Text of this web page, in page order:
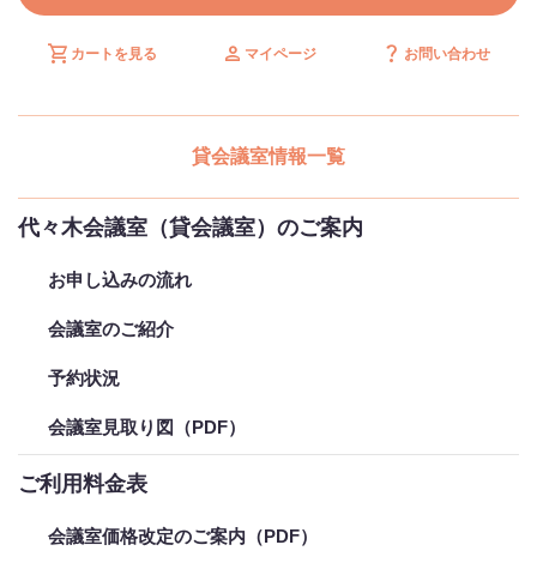
shopping_cart カートを見る person マイページ question_mark お問い合わせ
貸会議室情報一覧
代々木会議室（貸会議室）のご案内
お申し込みの流れ
会議室のご紹介
予約状況
会議室見取り図（PDF）
ご利用料金表
会議室価格改定のご案内（PDF）